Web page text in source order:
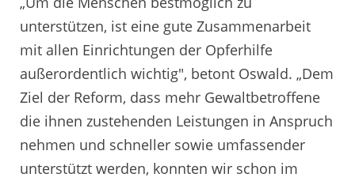
unterstützen, ist eine gute Zusammenarbeit
mit allen Einrichtungen der Opferhilfe
außerordentlich wichtig", betont Oswald. „Dem
Ziel der Reform, dass mehr Gewaltbetroffene
die ihnen zustehenden Leistungen in Anspruch
nehmen und schneller sowie umfassender
unterstützt werden, konnten wir schon im